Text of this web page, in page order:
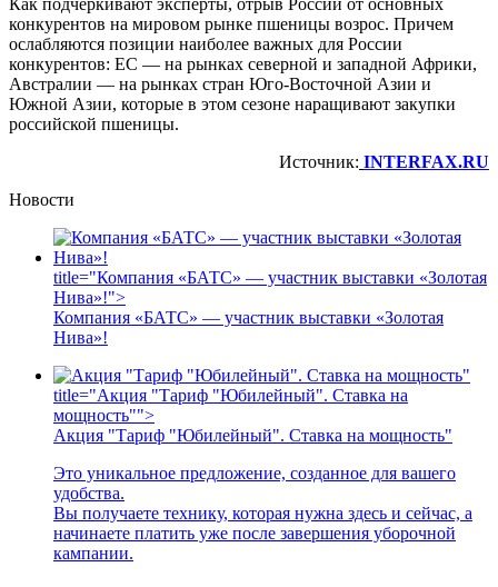
конкурентов на мировом рынке пшеницы возрос. Причем
ослабляются позиции наиболее важных для России
конкурентов: ЕС — на рынках северной и западной Африки,
Австралии — на рынках стран Юго-Восточной Азии и
Южной Азии, которые в этом сезоне наращивают закупки
российской пшеницы.
Источник: INTERFAX.RU
Новости
title="Компания «БАТС» — участник выставки «Золотая
Нива»!">
Компания «БАТС» — участник выставки «Золотая
Нива»!
title="Акция "Тариф "Юбилейный". Ставка на
мощность"">
Акция "Тариф "Юбилейный". Ставка на мощность"
Это уникальное предложение, созданное для вашего
удобства.
Вы получаете технику, которая нужна здесь и сейчас, а
начинаете платить уже после завершения уборочной
кампании.